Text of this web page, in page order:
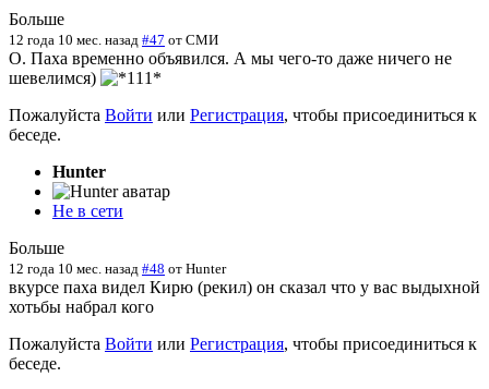
Больше
12 года 10 мес. назад #47 от СМИ
О. Паха временно объявился. А мы чего-то даже ничего не
шевелимся)
Пожалуйста Войти или Регистрация, чтобы присоединиться к
беседе.
Hunter
Не в сети
Больше
12 года 10 мес. назад #48 от Hunter
вкурсе паха видел Кирю (рекил) он сказал что у вас выдыхной
хотьбы набрал кого
Пожалуйста Войти или Регистрация, чтобы присоединиться к
беседе.